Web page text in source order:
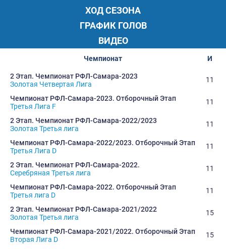
ХОД СЕЗОНА
ГРАФИК ГОЛОВ
ВИДЕО
Чемпионат И
2 Этап. Чемпионат РФЛ-Самара-2023
Золотая Четвертая Лига
11
Чемпионат РФЛ-Самара-2023. Отборочный Этап
Третья Лига F
11
2 Этап. Чемпионат РФЛ-Самара-2022/2023
Золотая Третья лига
11
Чемпионат РФЛ-Самара-2022/2023. Отборочный Этап
Третья Лига D
11
2 Этап. Чемпионат РФЛ-Самара-2022.
Серебряная Третья лига
11
Чемпионат РФЛ-Самара-2022. Отборочный Этап
Третья лига D
11
2 Этап. Чемпионат РФЛ-Самара-2021/2022
Золотая Третья лига
15
Чемпионат РФЛ-Самара-2021/2022. Отборочный Этап
Вторая Лига D
15